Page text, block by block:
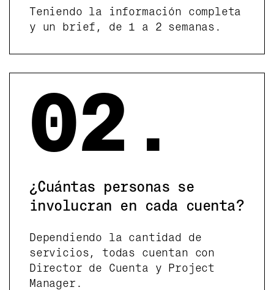
Teniendo la información completa
y un brief, de 1 a 2 semanas.
02.
¿Cuántas personas se
involucran en cada cuenta?
Dependiendo la cantidad de
servicios, todas cuentan con
Director de Cuenta y Project
Manager.